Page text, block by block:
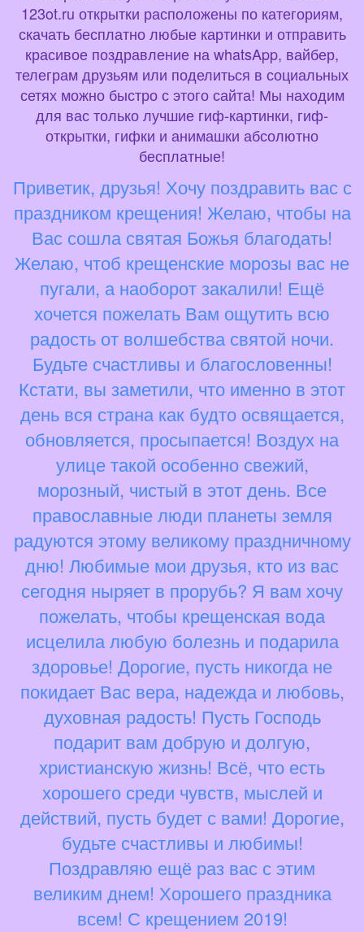
123ot.ru открытки расположены по категориям,
скачать бесплатно любые картинки и отправить
красивое поздравление на whatsApp, вайбер,
телеграм друзьям или поделиться в социальных
сетях можно быстро с этого сайта! Мы находим
для вас только лучшие гиф-картинки, гиф-
открытки, гифки и анимашки абсолютно
бесплатные!
Приветик, друзья! Хочу поздравить вас с
праздником крещения! Желаю, чтобы на
Вас сошла святая Божья благодать!
Желаю, чтоб крещенские морозы вас не
пугали, а наоборот закалили! Ещё
хочется пожелать Вам ощутить всю
радость от волшебства святой ночи.
Будьте счастливы и благословенны!
Кстати, вы заметили, что именно в этот
день вся страна как будто освящается,
обновляется, просыпается! Воздух на
улице такой особенно свежий,
морозный, чистый в этот день. Все
православные люди планеты земля
радуются этому великому праздничному
дню! Любимые мои друзья, кто из вас
сегодня ныряет в прорубь? Я вам хочу
пожелать, чтобы крещенская вода
исцелила любую болезнь и подарила
здоровье! Дорогие, пусть никогда не
покидает Вас вера, надежда и любовь,
духовная радость! Пусть Господь
подарит вам добрую и долгую,
христианскую жизнь! Всё, что есть
хорошего среди чувств, мыслей и
действий, пусть будет с вами! Дорогие,
будьте счастливы и любимы!
Поздравляю ещё раз вас с этим
великим днем! Хорошего праздника
всем! С крещением 2019!